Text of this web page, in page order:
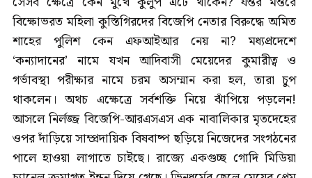
বিক্ষোভরত মহিলা কুস্তিগিরদের বিজেপি নেতার বিরুদ্ধে অমিত
শাহের পুলিশ কেন এফআইআর নেয় না? মধ্যপ্রদেশে
‘কন্যাদানের’ নামে যখন আদিবাসী মেয়েদের কুমারীত্ব ও
গর্ভাবস্থা পরীক্ষার নামে চরম অসম্মান করা হল, তারা চুপ
থাকলেন। অথচ এক্ষেত্রে সর্বশক্তি নিয়ে ঝাঁপিয়ে পড়লেন!
আসলে নির্লজ্জ বিজেপি-আরএসএস এক নাবালিকার মৃতদেহের
ওপর দাঁড়িয়ে সাম্প্রদায়িক বিষবাষ্প ছড়িয়ে নিজেদের সংগঠনের
পালে হাওয়া লাগাতে চাইছে। রাজ্যে একগুচ্ছ গোদি মিডিয়া